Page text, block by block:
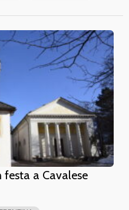
festa a Cavalese